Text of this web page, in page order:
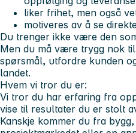
liker frihet, men også
motiveres av å se
Du trenger ikke være den
Men du må være trygg nok
spørsmål, utfordre kunden
landet.
Hvem vi tror du er:
Vi tror du har erfaring fra
vise til resultater du er stolt
Kanskje kommer du fra